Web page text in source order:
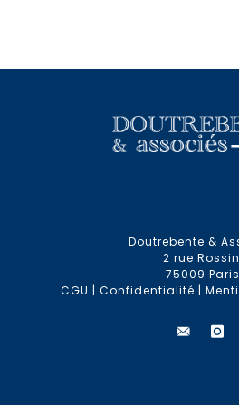
Doutrebente &
2 rue
75009 Paris
CGU | Confidentialité |